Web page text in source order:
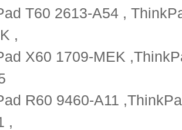
T60 2613-A54 ,
,
X60 1709-MEK
R60 9460-A11
,